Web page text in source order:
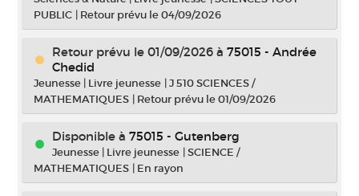
PUBLIC | Retour prévu le 04/09/2026
Retour prévu le 01/09/2026 à 75015 - Andrée
Chedid
Jeunesse | Livre jeunesse |J 510 SCIENCES /
MATHEMATIQUES | Retour prévu le 01/09/2026
Disponible à 75015 - Gutenberg
Jeunesse | Livre jeunesse |SCIENCE /
MATHEMATIQUES | En rayon